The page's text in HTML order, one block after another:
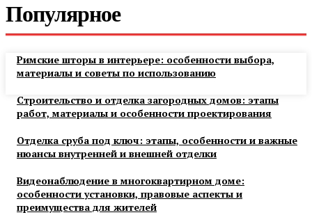
Популярное
Римские шторы в интерьере: особенности выбора,
материалы и советы по использованию
Строительство и отделка загородных домов: этапы
работ, материалы и особенности проектирования
Отделка сруба под ключ: этапы, особенности и важные
нюансы внутренней и внешней отделки
Видеонаблюдение в многоквартирном доме:
особенности установки, правовые аспекты и
преимущества для жителей